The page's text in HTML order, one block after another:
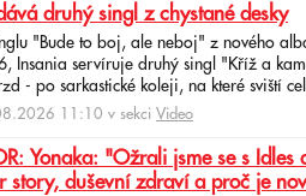
druhý singl z chystané desky
"Bude to boj, ale neboj" z nového
Insania servíruje druhý singl "Kříž a
- po sarkastické koleji, na které sviští
11:10 v sekci Video
Yonaka: "Ožrali jsme se s
story, duševní zdraví a proč je